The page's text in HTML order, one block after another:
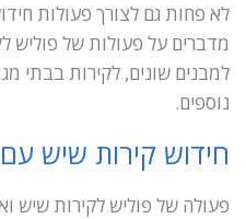
לא פחות גם לצורך פעולות
מדברים על פעולות של פוליש
למבנים שונים, לקירות בבתי
נוספים.
חידוש קירות שיש
פעולה של פוליש לקירות